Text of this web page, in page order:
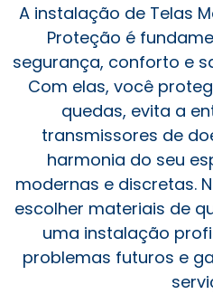
A instalação de Telas
Proteção é
segurança, conforto e
Com elas, você
quedas, evita a
transmissores de
harmonia do seu
modernas e discretas.
escolher materiais de
uma instalação
problemas futuros e